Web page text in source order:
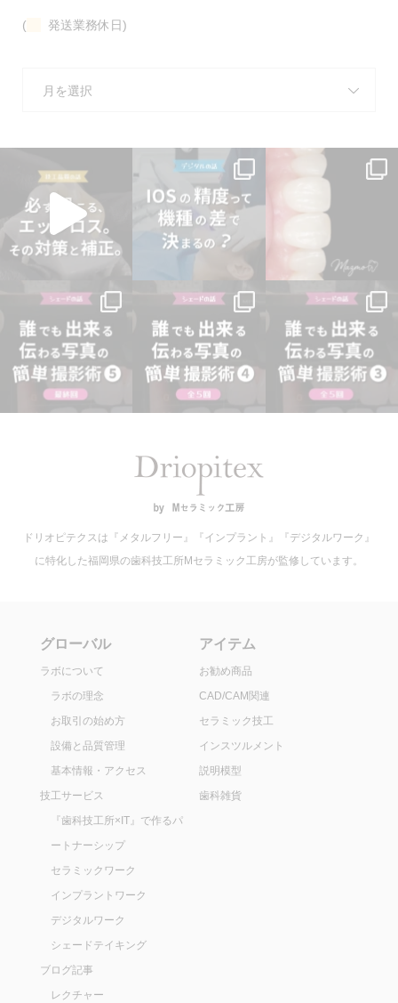
( 発送業務休日)
月を選択
ドリオピテクスは『メタルフリー』『インプラント』『デジタルワーク』
に特化した福岡県の歯科技工所Mセラミック工房が監修しています。
グローバル
ラボについて
ラボの理念
お取引の始め方
設備と品質管理
基本情報・アクセス
技工サービス
『歯科技工所×IT』で作るパ
ートナーシップ
セラミックワーク
インプラントワーク
デジタルワーク
シェードテイキング
ブログ記事
レクチャー
アイテム
お勧め商品
CAD/CAM関連
セラミック技工
インスツルメント
説明模型
歯科雑貨